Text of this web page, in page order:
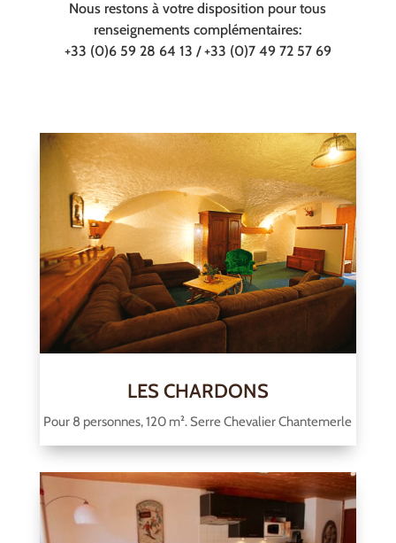
Nous restons à votre disposition pour tous
renseignements complémentaires:
+33 (0)6 59 28 64 13 / +33 (0)7 49 72 57 69
LES CHARDONS
Pour 8 personnes, 120 m². Serre Chevalier Chantemerle